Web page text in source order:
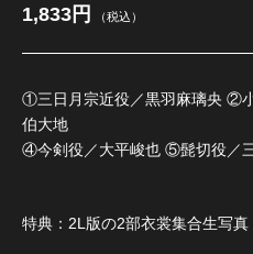
1,833円 （税込）
①三日月宗近役／黒羽麻璃央 ②
伯大地
④今剣役／大平峻也 ⑤髭切役／
特典：2L版の2部衣裳集合生写真